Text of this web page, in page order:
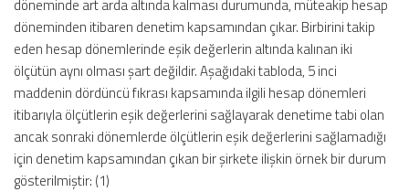
döneminde art arda altında kalması durumunda, müteakip hesap
döneminden itibaren denetim kapsamından çıkar. Birbirini takip
eden hesap dönemlerinde eşik değerlerin altında kalınan iki
ölçütün aynı olması şart değildir. Aşağıdaki tabloda, 5 inci
maddenin dördüncü fıkrası kapsamında ilgili hesap dönemleri
itibarıyla ölçütlerin eşik değerlerini sağlayarak denetime tabi olan
ancak sonraki dönemlerde ölçütlerin eşik değerlerini sağlamadığı
için denetim kapsamından çıkan bir şirkete ilişkin örnek bir durum
gösterilmiştir: (1)